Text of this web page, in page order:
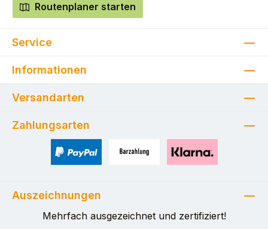
Routenplaner starten
Service
Informationen
Versandarten
Zahlungsarten
Auszeichnungen
Mehrfach ausgezeichnet und zertifiziert!